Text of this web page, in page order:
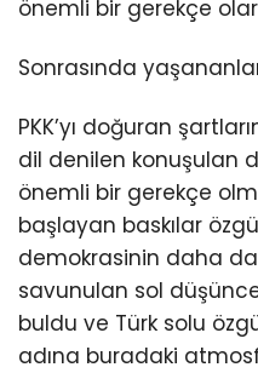
önemli bir gerekçe
Sonrasında
PKK’yı doğuran
dil denilen konuşulan
önemli bir gerekçe
başlayan baskılar
demokrasinin daha
savunulan sol
buldu ve Türk solu
adına buradaki